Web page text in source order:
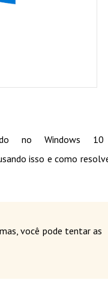
no Windows
isso e como
você pode tentar as